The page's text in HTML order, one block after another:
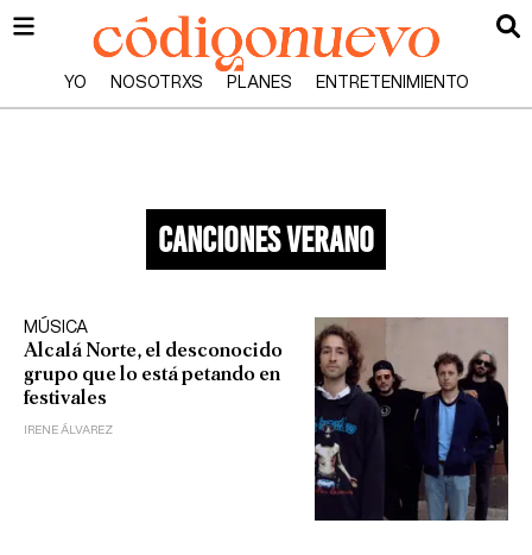
YO NOSOTRXS PLANES ENTRETENIMIENTO
canciones verano
MÚSICA
Alcalá Norte, el desconocido
grupo que lo está petando en
festivales
IRENE ÁLVAREZ